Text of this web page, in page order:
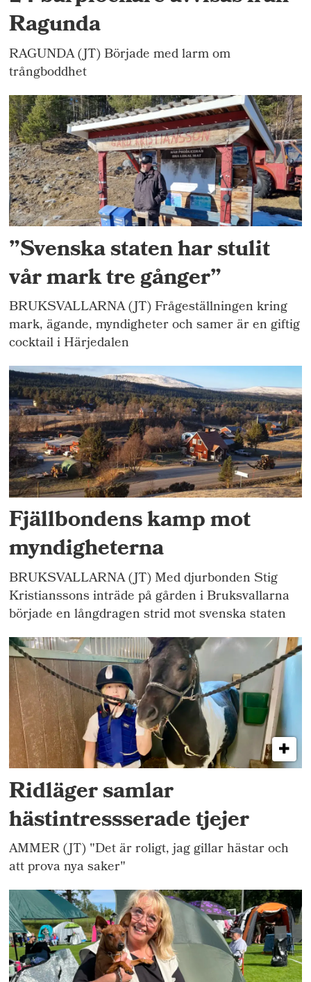
Ragunda
RAGUNDA (JT) Började med larm om
trångboddhet
”Svenska staten har stulit
vår mark tre gånger”
BRUKSVALLARNA (JT) Frågeställningen kring
mark, ägande, myndigheter och samer är en giftig
cocktail i Härjedalen
Fjällbondens kamp mot
myndigheterna
BRUKSVALLARNA (JT) Med djurbonden Stig
Kristianssons inträde på gården i Bruksvallarna
började en långdragen strid mot svenska staten
Ridläger samlar
hästintressserade tjejer
AMMER (JT) "Det är roligt, jag gillar hästar och
att prova nya saker"